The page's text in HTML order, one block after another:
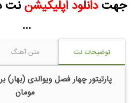
جهتدانلود اپلیکیشن نت
...
توضیحات نت متن آهنگ
پارتیتور چهار فصل ویوالدی (بهار)
مومان